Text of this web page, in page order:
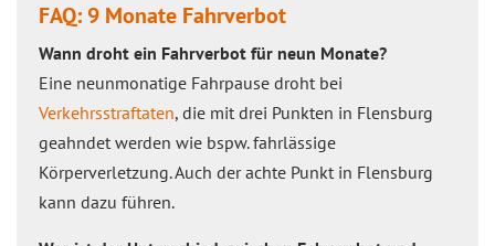
FAQ: 9 Monate Fahrverbot
Wann droht ein Fahrverbot für neun Monate?
Eine neunmonatige Fahrpause droht bei
Verkehrsstraftaten, die mit drei Punkten in Flensburg
geahndet werden wie bspw. fahrlässige
Körperverletzung. Auch der achte Punkt in Flensburg
kann dazu führen.